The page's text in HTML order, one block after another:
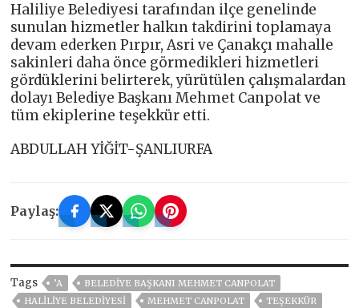
Haliliye Belediyesi tarafından ilçe genelinde
sunulan hizmetler halkın takdirini toplamaya
devam ederken Pırpır, Asri ve Çanakçı mahalle
sakinleri daha önce görmedikleri hizmetleri
gördüklerini belirterek, yürütülen çalışmalardan
dolayı Belediye Başkanı Mehmet Canpolat ve
tüm ekiplerine teşekkür etti.
ABDULLAH YİĞİT-ŞANLIURFA
Paylaş:
Tags ’A
BELEDIYE BAŞKANI MEHMET CANPOLAT
HALİLİYE BELEDİYESİ
MEHMET CANPOLAT
TEŞEKKÜR